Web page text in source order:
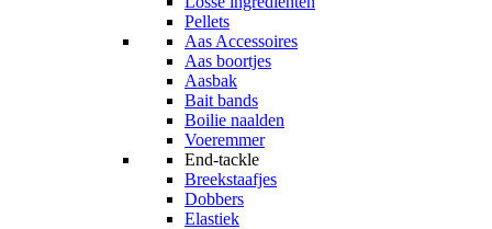
Pellets
Aas Accessoires
Aas boortjes
Aasbak
Bait bands
Boilie naalden
Voeremmer
End-tackle
Breekstaafjes
Dobbers
Elastiek